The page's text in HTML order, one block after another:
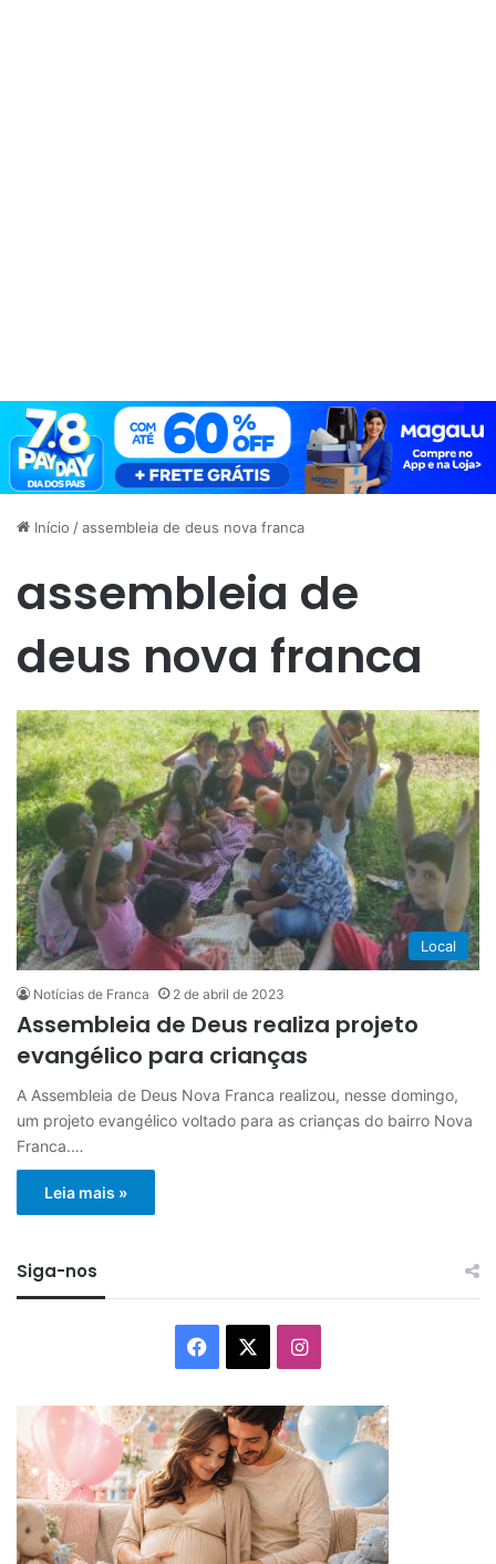
Início /assembleia de deus nova franca
assembleia de
deus nova franca
Local
Notícias de Franca 2 de abril de 2023
Assembleia de Deus realiza projeto
evangélico para crianças
A Assembleia de Deus Nova Franca realizou, nesse domingo,
um projeto evangélico voltado para as crianças do bairro Nova
Franca.…
Leia mais »
Siga-nos
Facebook Instagram